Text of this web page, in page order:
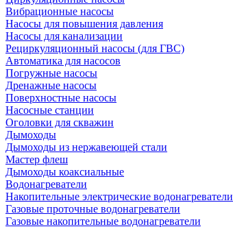
Вибрационные насосы
Насосы для повышения давления
Насосы для канализации
Рециркуляционный насосы (для ГВС)
Автоматика для насосов
Погружные насосы
Дренажные насосы
Поверхностные насосы
Насосные станции
Оголовки для скважин
Дымоходы
Дымоходы из нержавеющей стали
Мастер флеш
Дымоходы коаксиальные
Водонагреватели
Накопительные электрические водонагреватели
Газовые проточные водонагреватели
Газовые накопительные водонагреватели